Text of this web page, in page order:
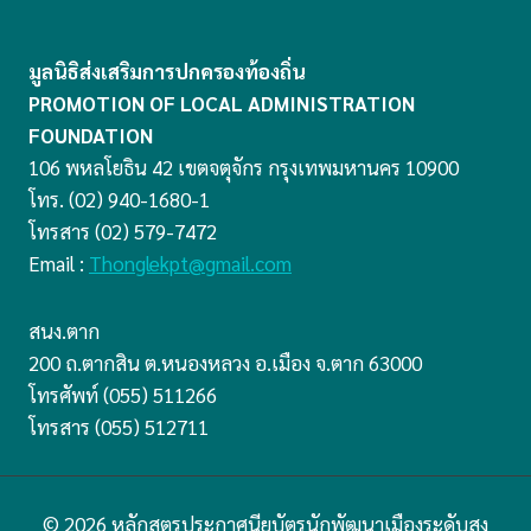
มูลนิธิส่งเสริมการปกครองท้องถิ่น
PROMOTION OF LOCAL ADMINISTRATION
FOUNDATION
106 พหลโยธิน 42 เขตจตุจักร กรุงเทพมหานคร 10900
โทร. (02) 940-1680-1
โทรสาร (02) 579-7472
Email : Thonglekpt@gmail.com
สนง.ตาก
200 ถ.ตากสิน ต.หนองหลวง อ.เมือง จ.ตาก 63000
โทรศัพท์ (055) 511266
โทรสาร (055) 512711
© 2026 หลักสูตรประกาศนียบัตรนักพัฒนาเมืองระดับสูง